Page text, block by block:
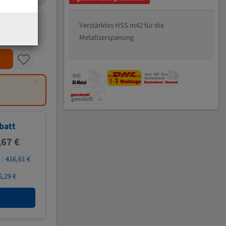
×
€
:416,61 €
€
Verstärktes HSS m42 für die
Metallzerspanung